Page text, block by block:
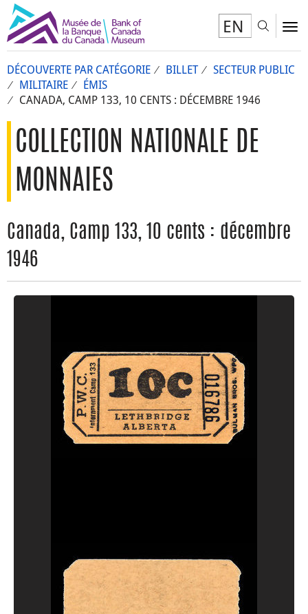
EN
DÉCOUVERTE PAR CATÉGORIE BILLET
SECTEUR PUBLIC
MILITAIRE
ÉMIS
CANADA, CAMP 133, 10 CENTS : DÉCEMBRE 1946
COLLECTION NATIONALE DE
MONNAIES
Canada, Camp 133, 10 cents : décembre
1946